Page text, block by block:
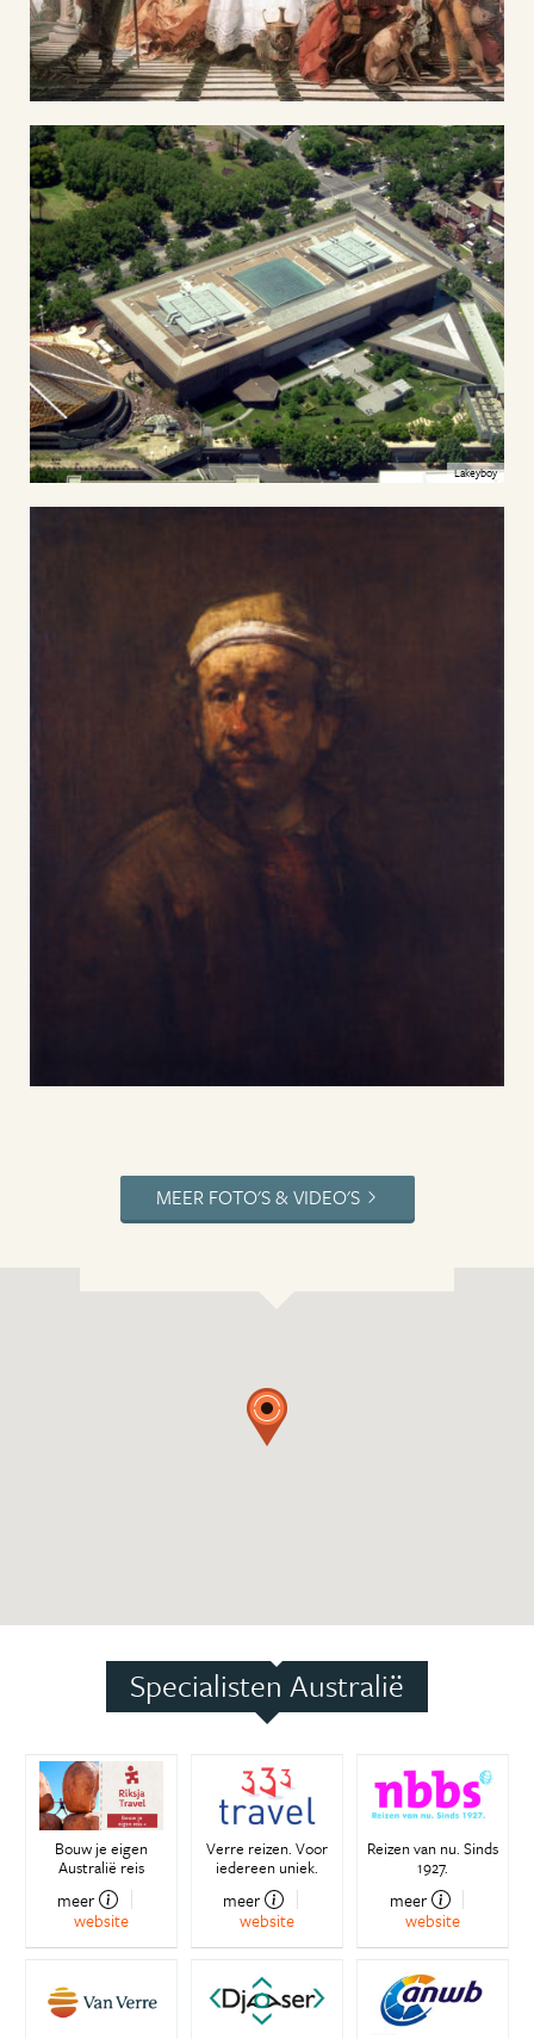
Lakeyboy
MEER FOTO'S & VIDEO'S
Specialisten Australië
Bouw je eigen
Australië reis
meer
website
Verre reizen. Voor
iedereen uniek.
meer
website
Reizen van nu. Sinds
1927.
meer
website